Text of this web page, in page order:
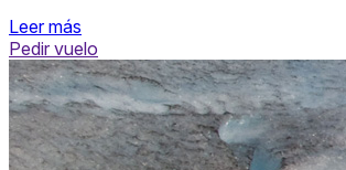
Leer más
Pedir vuelo